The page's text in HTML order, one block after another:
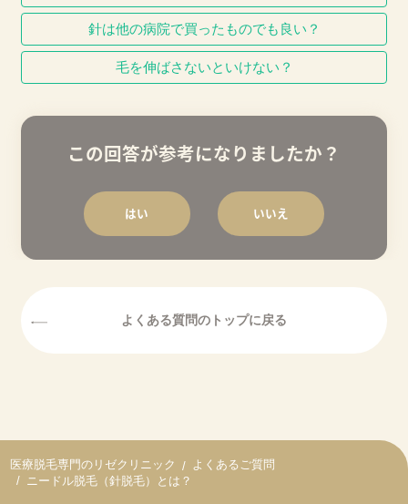
針は他の病院で買ったものでも良い？
毛を伸ばさないといけない？
この回答が参考になりましたか？
はい いいえ
よくあるご質問
ニードル脱毛（針脱毛）とは？